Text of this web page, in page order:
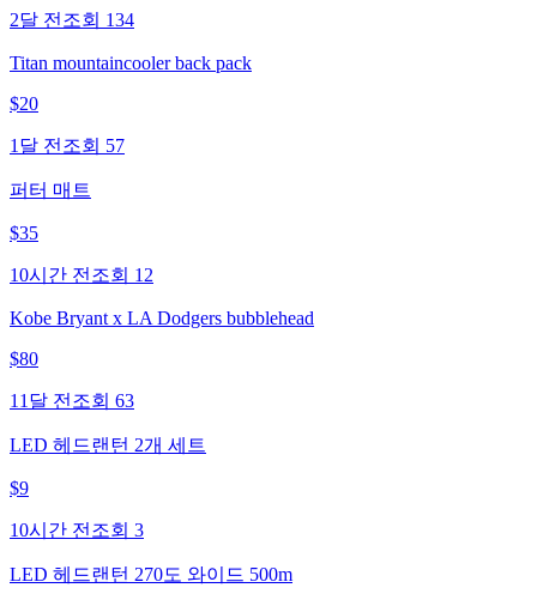
2달 전 조회 134
Titan mountaincooler back pack
$20
1달 전 조회 57
퍼터 매트
$35
10시간 전 조회 12
Kobe Bryant x LA Dodgers bubblehead
$80
11달 전 조회 63
LED 헤드랜턴 2개 세트
$9
10시간 전 조회 3
LED 헤드랜턴 270도 와이드 500m